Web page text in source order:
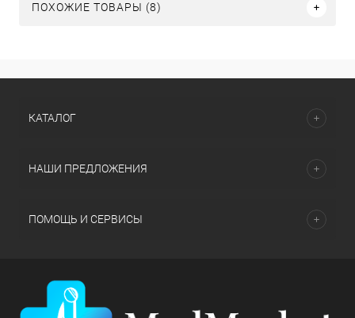
ПОХОЖИЕ ТОВАРЫ (8)
КАТАЛОГ
НАШИ ПРЕДЛОЖЕНИЯ
ПОМОЩЬ И СЕРВИСЫ